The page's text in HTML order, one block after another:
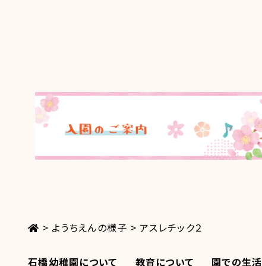
> ようちえんの様子 >アスレチック２
石橋幼稚園について 教育について 園での生活